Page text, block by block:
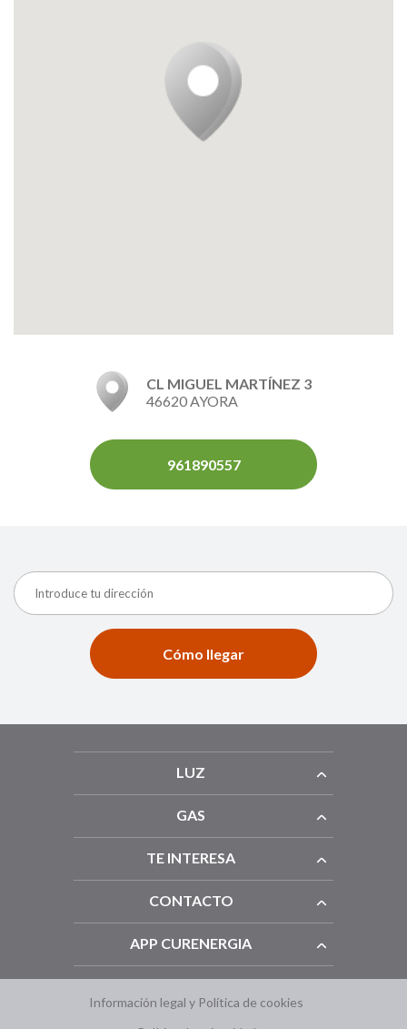
CL MIGUEL MARTÍNEZ 3
46620 AYORA
961890557
Cómo llegar
LUZ
GAS
TE INTERESA
CONTACTO
APP CURENERGIA
Información legal y Política de cookies